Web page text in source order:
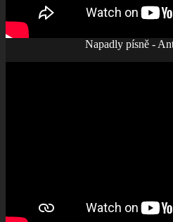
Napadly písně -